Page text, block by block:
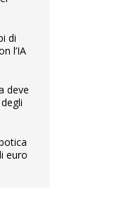
di
l’IA
deve
euro